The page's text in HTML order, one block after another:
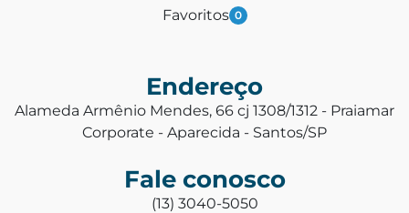
Favoritos 0
Endereço
Alameda Armênio Mendes, 66 cj 1308/1312 - Praiamar
Corporate - Aparecida - Santos/SP
Fale conosco
(13) 3040-5050